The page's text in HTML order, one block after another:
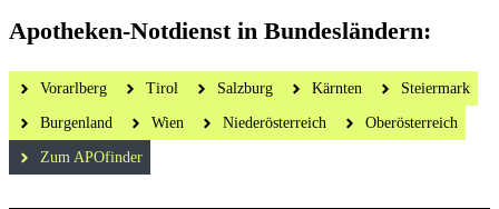
Apotheken-Notdienst in Bundesländern:
Vorarlberg Tirol Salzburg Kärnten Steiermark
Burgenland Wien Niederösterreich Oberösterreich
Zum APOfinder